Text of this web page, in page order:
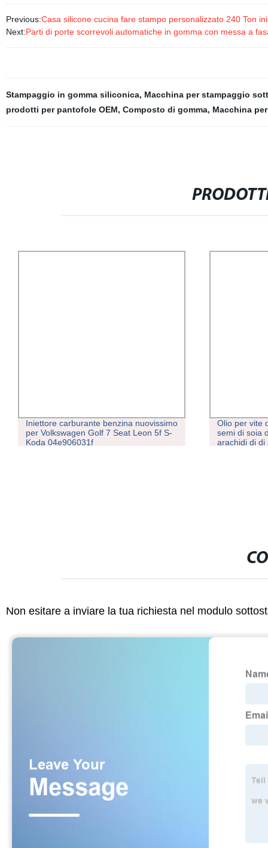
Previous:Casa silicone cucina fare stampo personalizzato 240 Ton
Next:Parti di porte scorrevoli automatiche in gomma con messa a
Stampaggio in gomma siliconica, Macchina per stampaggio
prodotti per pantofole OEM, Composto di gomma, Macchina
Olio per vite da cucina commestibile di
semi di soia di girasole automatico
arachidi di di arachidi freddo Pressa per
Stampante
Logo
Non esitare a inviare la tua richiesta nel modulo